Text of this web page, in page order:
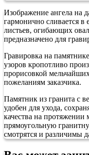
Изображение ангела на
гармонично сливается
листьев, огибающих
предназначено для
Гравировка на
узоров кропотливо
прорисовкой
пожеланиям заказчика.
Памятник из гранита с
удобен для ухода,
качества на
прямоугольную
смотрятся и различимы